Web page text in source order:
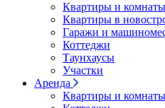
Квартиры и комнаты
Квартиры в
Гаражи и
Коттеджи
Таунхаусы
Участки
Аренда
Квартиры и комнаты